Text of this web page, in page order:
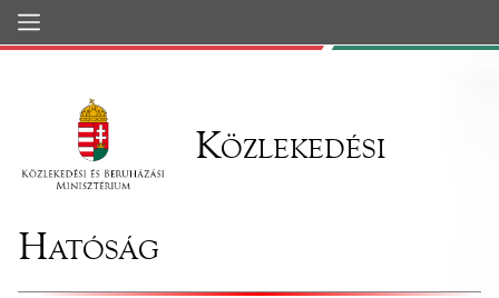
Ugrás a fő tartalomhoz
Közlekedési
Hatóság